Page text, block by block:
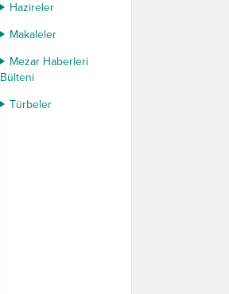
Hazireler
Makaleler
Mezar Haberleri
Bülteni
Türbeler